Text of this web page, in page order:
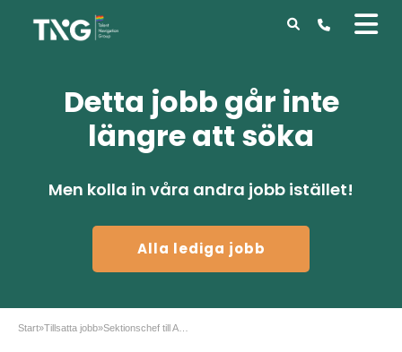
Detta jobb går inte
längre att söka
Men kolla in våra andra jobb istället!
Alla lediga jobb
Start»Tillsatta jobb»